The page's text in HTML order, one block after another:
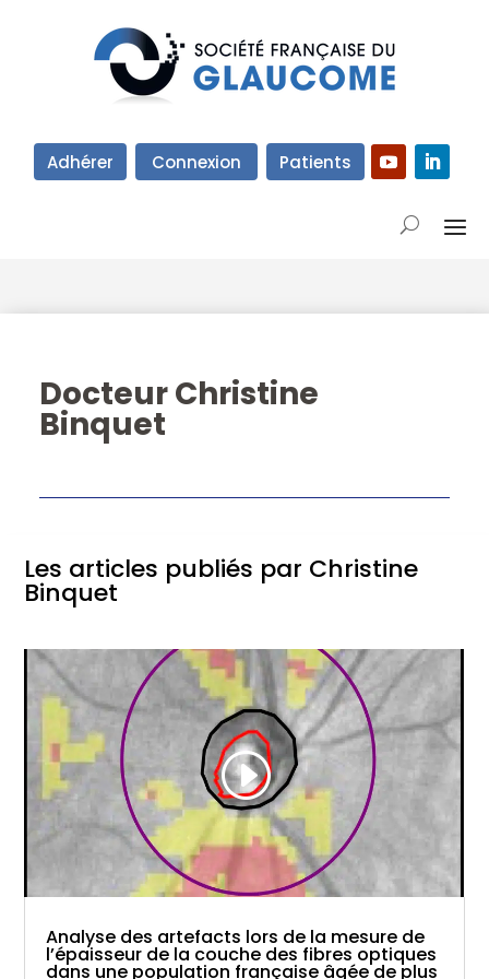
Adhérer Connexion Patients
Docteur Christine
Binquet
Les articles publiés par Christine
Binquet
Analyse des artefacts lors de la mesure de
l’épaisseur de la couche des fibres optiques
dans une population française âgée de plus